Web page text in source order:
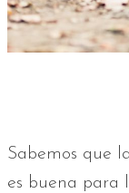
Sabemos que
es buena para